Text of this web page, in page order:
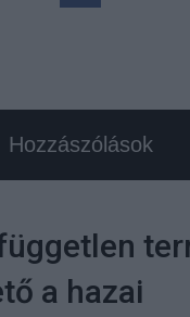
Hozzászólások
a hazai